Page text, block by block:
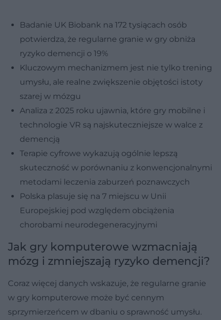
Badanie UK Biobank na 172 tysiącach osób
potwierdza, że regularne granie w gry obniża
ryzyko demencji o 19%
Kluczowym mechanizmem jest nie tylko trening
umysłu, ale realne zwiększenie objętości istoty
szarej w mózgu
Analiza z 2025 roku ujawnia, które gry mobilne i
technologie VR są najskuteczniejsze w walce z
demencją
Terapie cyfrowe wykazują ogólnie lepszą
skuteczność w porównaniu z konwencjonalnymi
metodami leczenia zaburzeń poznawczych
Polska plasuje się na 7 miejscu w Unii
Europejskiej pod względem obciążenia
chorobami neurodegeneracyjnymi
Jak gry komputerowe wzmacniają
mózg i zmniejszają ryzyko demencji?
Coraz więcej danych wskazuje, że regularne granie
w gry komputerowe może być cennym
sprzymierzeńcem w dbaniu o sprawność umysłu.